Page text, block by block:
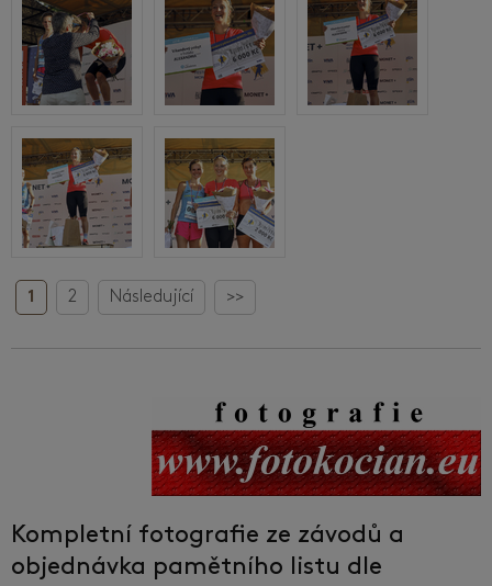
1 2 Následující >>
Kompletní fotografie ze závodů a
objednávka pamětního listu dle